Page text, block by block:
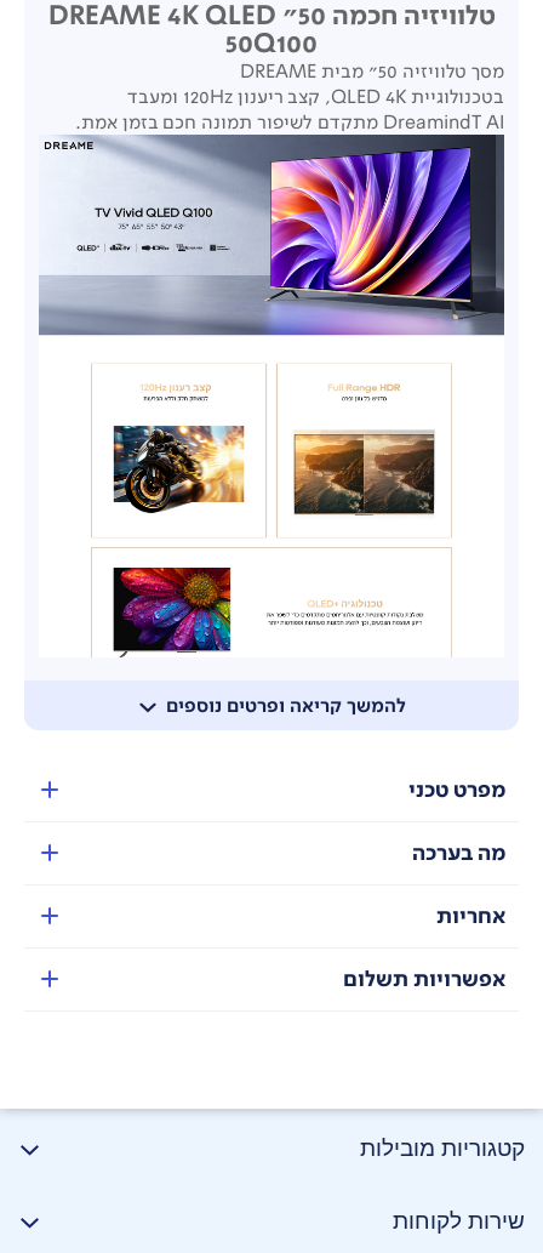
להמשך קריאה ופרטים נוספים
טלוויזיה חכמה 50" DREAME 4K QLED
50Q100
מסך טלוויזיה 50" מבית DREAME
בטכנולוגיית QLED 4K, קצב ריענון 120Hz ומעבד
DreamindT AI מתקדם לשיפור תמונה חכם בזמן אמת.
מפרט טכני
מה בערכה
אחריות
אפשרויות תשלום
קטגוריות מובילות
שירות לקוחות